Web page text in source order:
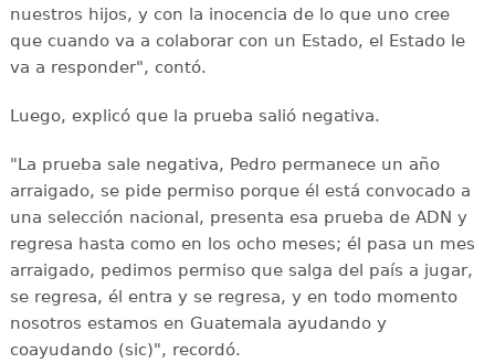
nuestros hijos, y con la inocencia de lo que uno cree
que cuando va a colaborar con un Estado, el Estado le
va a responder", contó.
Luego, explicó que la prueba salió negativa.
"La prueba sale negativa, Pedro permanece un año
arraigado, se pide permiso porque él está convocado a
una selección nacional, presenta esa prueba de ADN y
regresa hasta como en los ocho meses; él pasa un mes
arraigado, pedimos permiso que salga del país a jugar,
se regresa, él entra y se regresa, y en todo momento
nosotros estamos en Guatemala ayudando y
coayudando (sic)", recordó.